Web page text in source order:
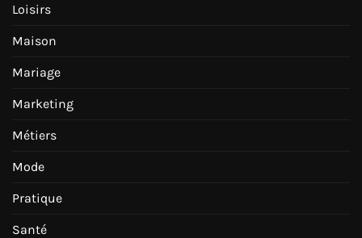
Loisirs
Maison
Mariage
Marketing
Métiers
Mode
Pratique
Santé